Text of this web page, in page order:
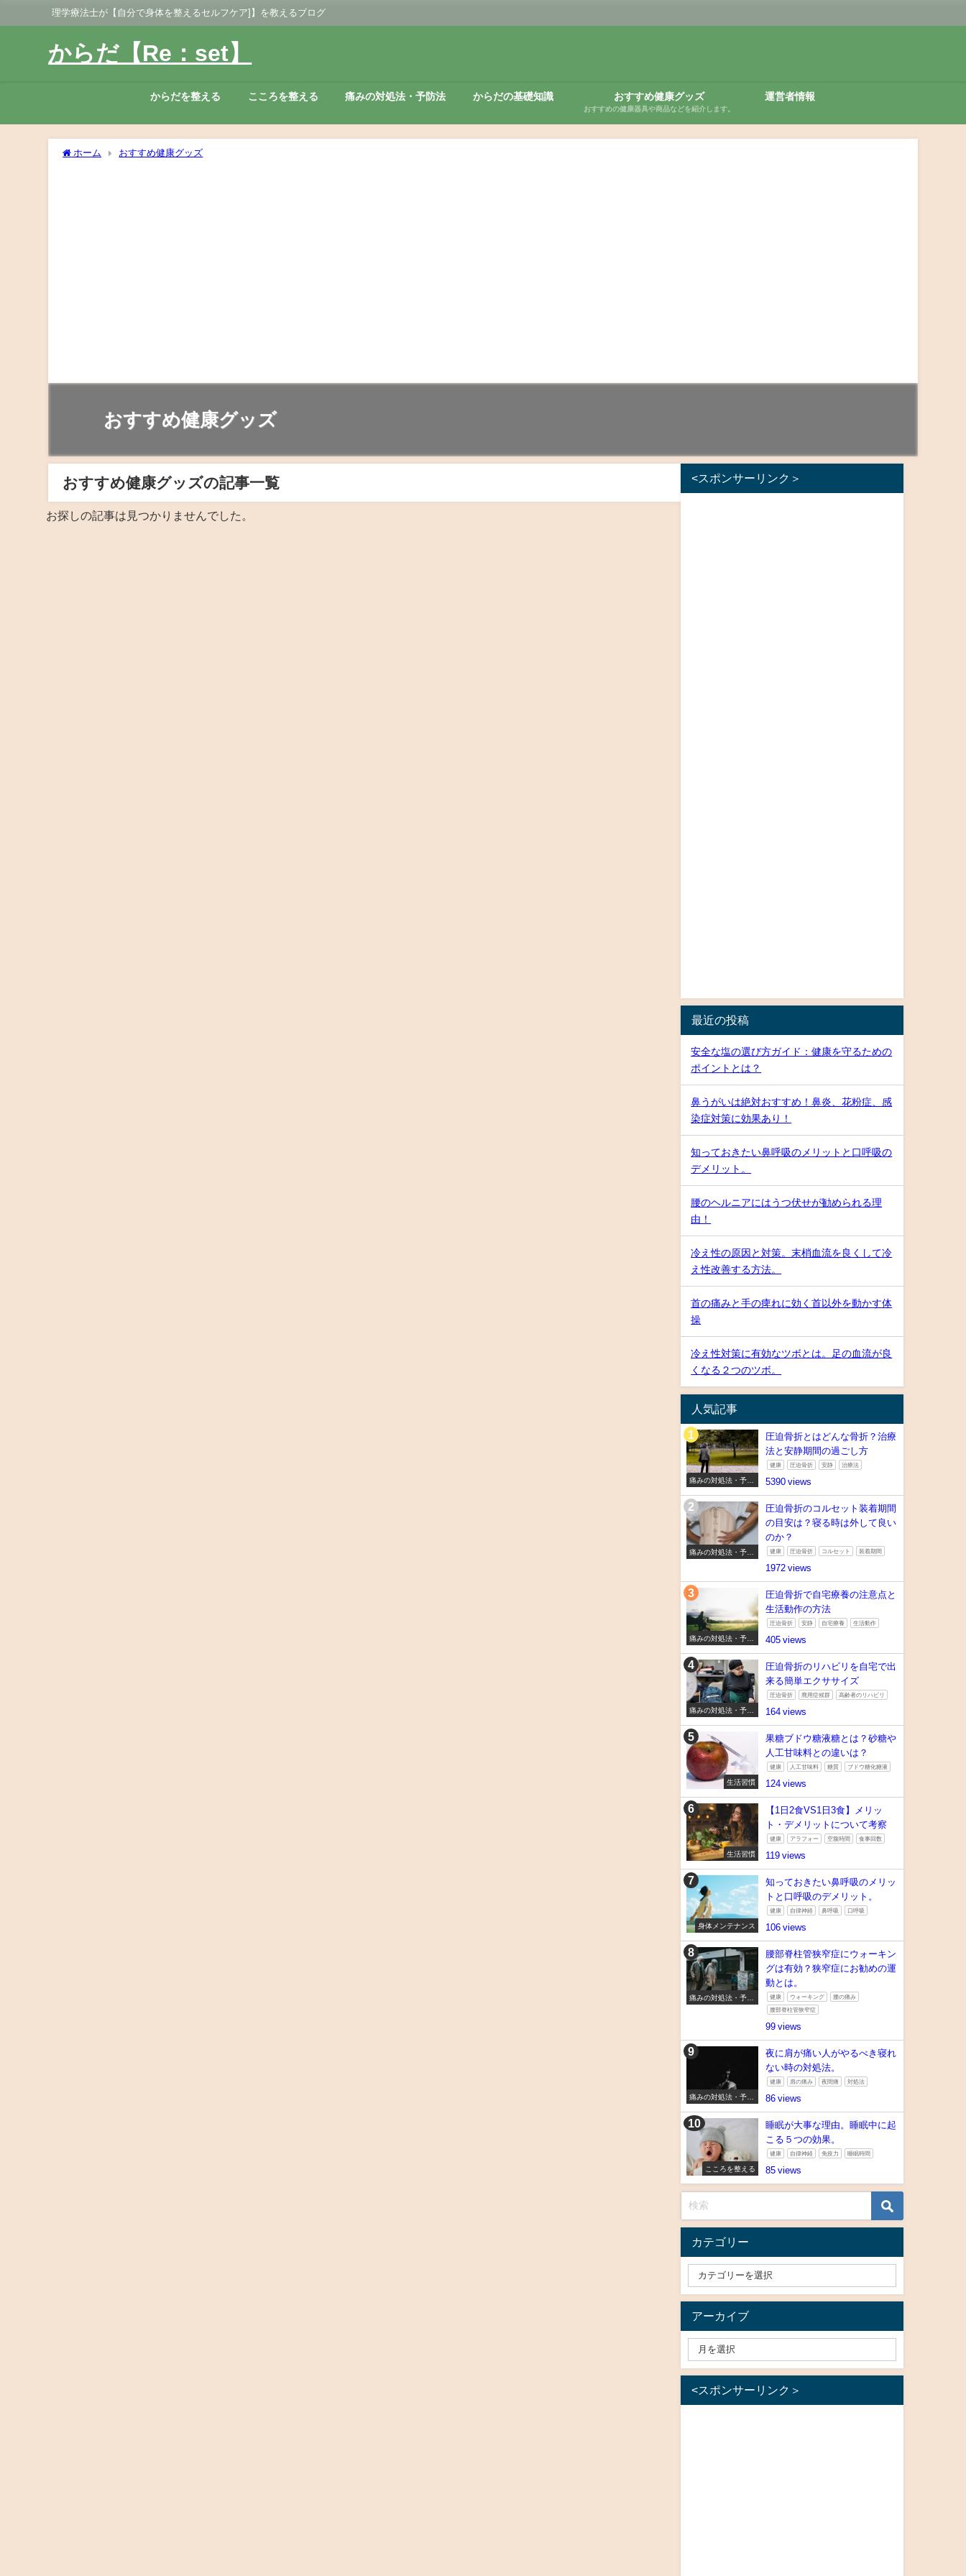
理学療法士が【自分で身体を整えるセルフケア]】を教えるブログ
からだ【Re：set】
からだを整える こころを整える 痛みの対処法・予防法 からだの基礎知識 おすすめ健康グッズ
おすすめの健康器具や商品などを紹介します。
運営者情報
ホーム おすすめ健康グッズ
おすすめ健康グッズ
おすすめ健康グッズの記事一覧
お探しの記事は見つかりませんでした。
<スポンサーリンク＞
最近の投稿
安全な塩の選び方ガイド：健康を守るための
ポイントとは？
鼻うがいは絶対おすすめ！鼻炎、花粉症、感
染症対策に効果あり！
知っておきたい鼻呼吸のメリットと口呼吸の
デメリット。
腰のヘルニアにはうつ伏せが勧められる理
由！
冷え性の原因と対策。末梢血流を良くして冷
え性改善する方法。
首の痛みと手の痺れに効く首以外を動かす体
操
冷え性対策に有効なツボとは。足の血流が良
くなる２つのツボ。
人気記事
痛みの対処法・予防
圧迫骨折とはどんな骨折？治療
法と安静期間の過ごし方
健康 圧迫骨折 安静 治療法
5390
痛みの対処法・予防
圧迫骨折のコルセット装着期間
の目安は？寝る時は外して良い
のか？
健康 圧迫骨折 コルセット 装着期間
1972
痛みの対処法・予防
圧迫骨折で自宅療養の注意点と
生活動作の方法
圧迫骨折 安静 自宅療養 生活動作
405
痛みの対処法・予防
圧迫骨折のリハビリを自宅で出
来る簡単エクササイズ
圧迫骨折 廃用症候群 高齢者のリハビリ
164
生活習慣
果糖ブドウ糖液糖とは？砂糖や
人工甘味料との違いは？
健康 人工甘味料 糖質 ブドウ糖化糖液
124
生活習慣
【1日2食VS1日3食】メリッ
ト・デメリットについて考察
健康 アラフォー 空腹時間 食事回数
119
身体メンテナンス
知っておきたい鼻呼吸のメリッ
トと口呼吸のデメリット。
健康 自律神経 鼻呼吸 口呼吸
106
痛みの対処法・予防
腰部脊柱管狭窄症にウォーキン
グは有効？狭窄症にお勧めの運
動とは。
健康 ウォーキング 腰の痛み
腰部脊柱管狭窄症
99
痛みの対処法・予防
夜に肩が痛い人がやるべき寝れ
ない時の対処法。
健康 肩の痛み 夜間痛 対処法
86
こころを整える
睡眠が大事な理由。睡眠中に起
こる５つの効果。
健康 自律神経 免疫力 睡眠時間
85
カテゴリー
アーカイブ
<スポンサーリンク＞